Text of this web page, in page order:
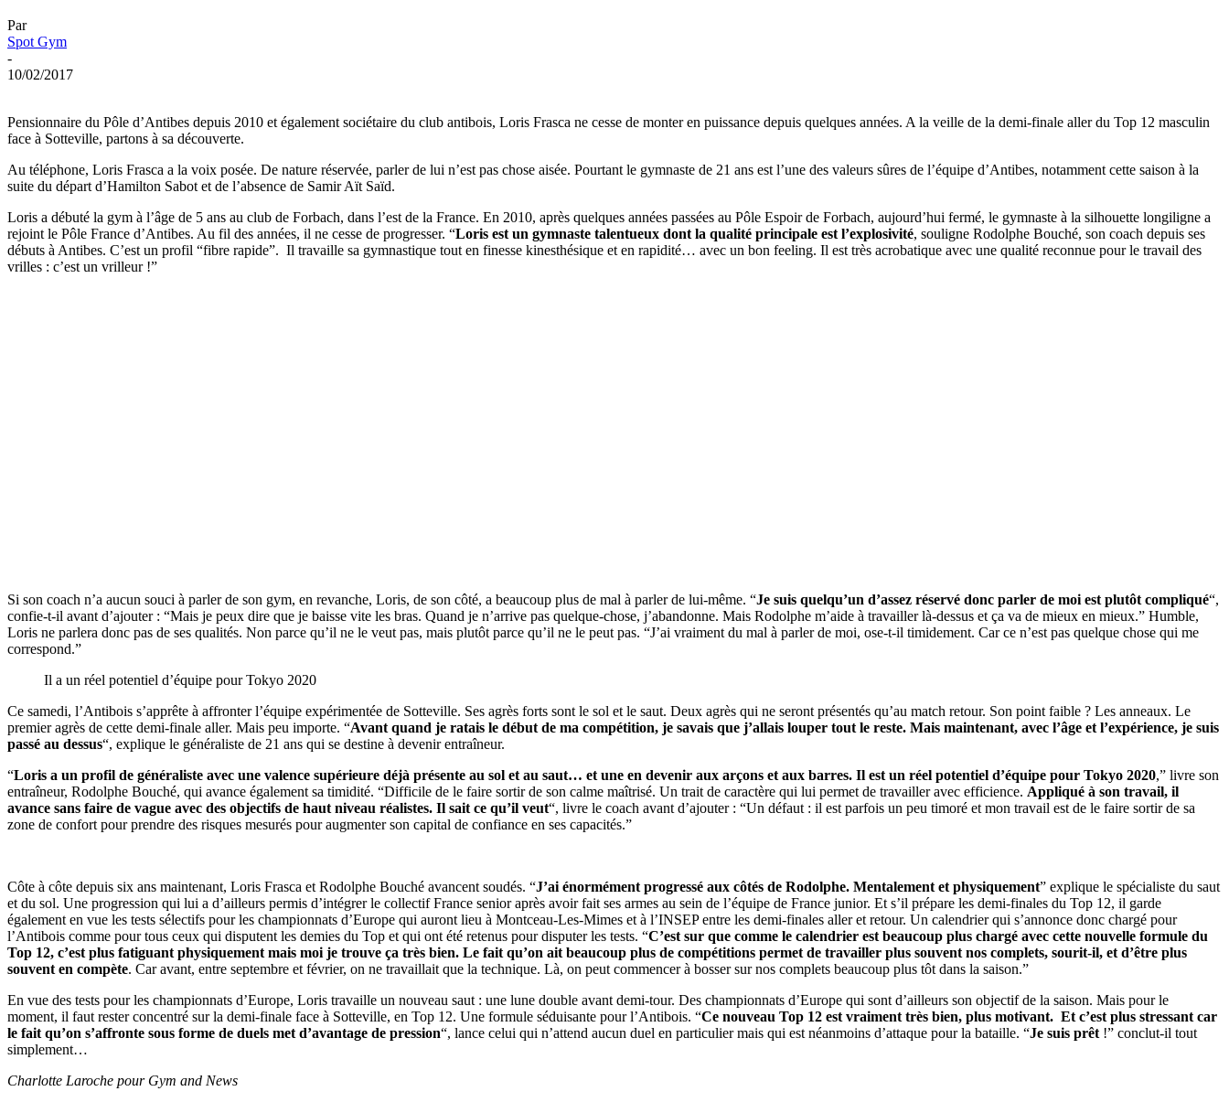
Par
Spot Gym
-
10/02/2017
Pensionnaire du Pôle d’Antibes depuis 2010 et également sociétaire du club antibois, Loris Frasca ne cesse de monter en puissance depuis quelques années. A la veille de la demi-finale aller du Top 12 masculin
face à Sotteville, partons à sa découverte.
Au téléphone, Loris Frasca a la voix posée. De nature réservée, parler de lui n’est pas chose aisée. Pourtant le gymnaste de 21 ans est l’une des valeurs sûres de l’équipe d’Antibes, notamment cette saison à la
suite du départ d’Hamilton Sabot et de l’absence de Samir Aït Saïd.
Loris a débuté la gym à l’âge de 5 ans au club de Forbach, dans l’est de la France. En 2010, après quelques années passées au Pôle Espoir de Forbach, aujourd’hui fermé, le gymnaste à la silhouette longiligne a
rejoint le Pôle France d’Antibes. Au fil des années, il ne cesse de progresser. “Loris est un gymnaste talentueux dont la qualité principale est l’explosivité, souligne Rodolphe Bouché, son coach depuis ses
débuts à Antibes. C’est un profil “fibre rapide”. Il travaille sa gymnastique tout en finesse kinesthésique et en rapidité… avec un bon feeling. Il est très acrobatique avec une qualité reconnue pour le travail des
vrilles : c’est un vrilleur !”
Si son coach n’a aucun souci à parler de son gym, en revanche, Loris, de son côté, a beaucoup plus de mal à parler de lui-même. “Je suis quelqu’un d’assez réservé donc parler de moi est plutôt compliqué“,
confie-t-il avant d’ajouter : “Mais je peux dire que je baisse vite les bras. Quand je n’arrive pas quelque-chose, j’abandonne. Mais Rodolphe m’aide à travailler là-dessus et ça va de mieux en mieux.” Humble,
Loris ne parlera donc pas de ses qualités. Non parce qu’il ne le veut pas, mais plutôt parce qu’il ne le peut pas. “J’ai vraiment du mal à parler de moi, ose-t-il timidement. Car ce n’est pas quelque chose qui me
correspond.”
Il a un réel potentiel d’équipe pour Tokyo 2020
Ce samedi, l’Antibois s’apprête à affronter l’équipe expérimentée de Sotteville. Ses agrès forts sont le sol et le saut. Deux agrès qui ne seront présentés qu’au match retour. Son point faible ? Les anneaux. Le
premier agrès de cette demi-finale aller. Mais peu importe. “Avant quand je ratais le début de ma compétition, je savais que j’allais louper tout le reste. Mais maintenant, avec l’âge et l’expérience, je suis
passé au dessus“, explique le généraliste de 21 ans qui se destine à devenir entraîneur.
“Loris a un profil de généraliste avec une valence supérieure déjà présente au sol et au saut… et une en devenir aux arçons et aux barres. Il est un réel potentiel d’équipe pour Tokyo 2020,” livre son
entraîneur, Rodolphe Bouché, qui avance également sa timidité. “Difficile de le faire sortir de son calme maîtrisé. Un trait de caractère qui lui permet de travailler avec efficience. Appliqué à son travail, il
avance sans faire de vague avec des objectifs de haut niveau réalistes. Il sait ce qu’il veut“, livre le coach avant d’ajouter : “Un défaut : il est parfois un peu timoré et mon travail est de le faire sortir de sa
zone de confort pour prendre des risques mesurés pour augmenter son capital de confiance en ses capacités.”
Côte à côte depuis six ans maintenant, Loris Frasca et Rodolphe Bouché avancent soudés. “J’ai énormément progressé aux côtés de Rodolphe. Mentalement et physiquement” explique le spécialiste du saut
et du sol. Une progression qui lui a d’ailleurs permis d’intégrer le collectif France senior après avoir fait ses armes au sein de l’équipe de France junior. Et s’il prépare les demi-finales du Top 12, il garde
également en vue les tests sélectifs pour les championnats d’Europe qui auront lieu à Montceau-Les-Mimes et à l’INSEP entre les demi-finales aller et retour. Un calendrier qui s’annonce donc chargé pour
l’Antibois comme pour tous ceux qui disputent les demies du Top et qui ont été retenus pour disputer les tests. “C’est sur que comme le calendrier est beaucoup plus chargé avec cette nouvelle formule du
Top 12, c’est plus fatiguant physiquement mais moi je trouve ça très bien. Le fait qu’on ait beaucoup plus de compétitions permet de travailler plus souvent nos complets, sourit-il, et d’être plus
souvent en compète. Car avant, entre septembre et février, on ne travaillait que la technique. Là, on peut commencer à bosser sur nos complets beaucoup plus tôt dans la saison.”
En vue des tests pour les championnats d’Europe, Loris travaille un nouveau saut : une lune double avant demi-tour. Des championnats d’Europe qui sont d’ailleurs son objectif de la saison. Mais pour le
moment, il faut rester concentré sur la demi-finale face à Sotteville, en Top 12. Une formule séduisante pour l’Antibois. “Ce nouveau Top 12 est vraiment très bien, plus motivant. Et c’est plus stressant car
le fait qu’on s’affronte sous forme de duels met d’avantage de pression“, lance celui qui n’attend aucun duel en particulier mais qui est néanmoins d’attaque pour la bataille. “Je suis prêt !” conclut-il tout
simplement…
Charlotte Laroche pour Gym and News